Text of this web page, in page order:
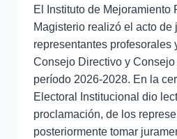
El Instituto de Mejoramiento
Magisterio realizó el acto
representantes profesorales
Consejo Directivo y Consejo
período 2026-2028. En la
Electoral Institucional dio
proclamación, de los
posteriormente tomar